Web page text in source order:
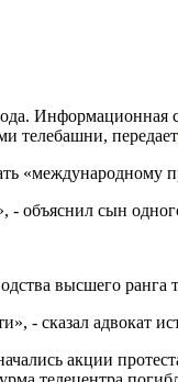
Информационная
телебашни, передает
«международному
- объяснил сын
высшего ранга
- сказал адвокат
акции